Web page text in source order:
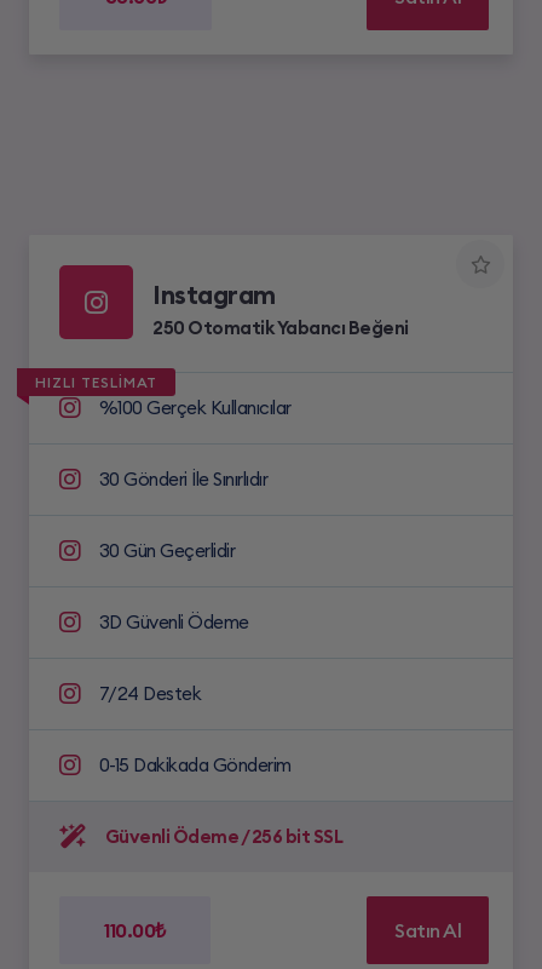
Instagram
250 Otomatik Yabancı Beğeni
HIZLI TESLİMAT
%100 Gerçek Kullanıcılar
30 Gönderi İle Sınırlıdır
30 Gün Geçerlidir
3D Güvenli Ödeme
7/24 Destek
0-15 Dakikada Gönderim
Güvenli Ödeme / 256 bit SSL
110.00₺ Satın Al